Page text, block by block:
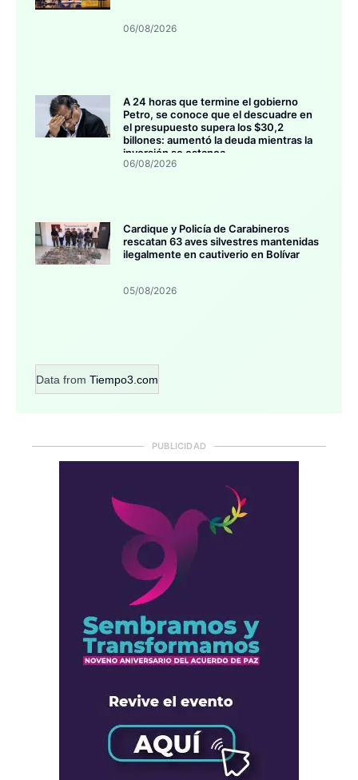
06/08/2026
A 24 horas que termine el gobierno
Petro, se conoce que el descuadre en
el presupuesto supera los $30,2
billones: aumentó la deuda mientras la
inversión se estanca
06/08/2026
Cardique y Policía de Carabineros
rescatan 63 aves silvestres mantenidas
ilegalmente en cautiverio en Bolívar
05/08/2026
Data from Tiempo3.com
PUBLICIDAD